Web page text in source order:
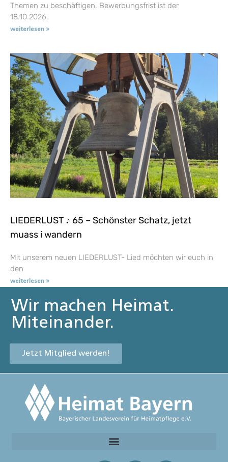
Themen zu beschäftigen. Bewerbungsfrist ist der
18.10.2026.
weiterlesen »
LIEDERLUST ♪ 65 – Schönster Schatz, jetzt
muass i wandern
Mit unserem neuen LIEDERLUST- Lied möchten wir euch in
den
weiterlesen »
Wir machen Heimat.
Miteinander.
Jetzt Mitglied werden!